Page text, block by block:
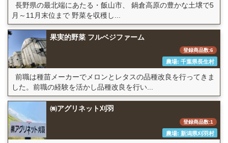
長野県の最北端にあたる・飯山市、 鍋倉高原の豊かな土壌で5
月～11月末位まで 野菜を収穫し...
果実的野菜 フルベジファーム
登録商品数:6
農場: 千葉県長生村
前職は種苗メーカーでメロンとレタスの品種改良を行ってきま
した。前職の経験を活かし品種改良を行い...
㈱アグリネット刈羽
登録商品数:1
農場: 新潟県刈羽村